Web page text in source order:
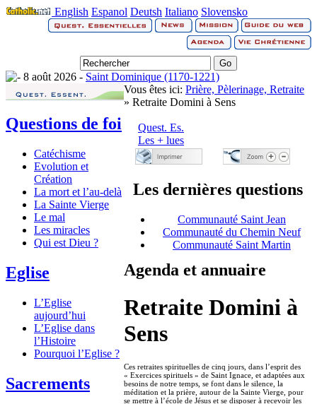
English Espanol Deutsh Italiano Slovensko
8 août 2026 - Saint Dominique (1170-1221)
Questions de foi
Catéchisme
Evolution et
Création
La mort et l’au-delà
La Sainte Vierge
Le mal
Les miracles
Qui est Dieu ?
Eglise
L’Eglise
aujourd’hui
L’Eglise dans
l’Histoire
Pourquoi l’Eglise ?
Sacrements
Vous êtes ici: Prière, Pèlerinage, Retraite
» Retraite Domini à Sens
Quest. Es.
Les + lues
Les dernières questions
Communauté Saint Jean
Communauté du Chemin Neuf
Communauté Saint Martin
Agenda et annuaire
Retraite Domini à
Sens
Ces retraites spirituelles de cinq jours, dans l’esprit des
« Exercices spirituels » de Saint Ignace, et adaptées aux
besoins de notre temps, se font dans le silence, la
méditation et la prière, autour de la Sainte Vierge, pour
se mettre à l’école de Jésus et se disposer à recevoir les